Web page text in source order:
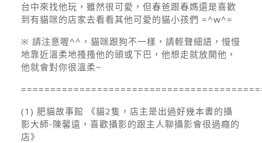
台中來找他玩，雖然很可愛，但春爸跟春媽還是喜歡
到有貓咪的店家去看看其他可愛的貓小孩們 =^w^=
※ 請注意喔^^，貓咪跟狗不一樣，請輕聲細語，慢慢
地靠近溫柔地搔搔他的頭或下巴，他想走就放開他，
他就會對你很溫柔~
(1) 肥貓故事館 《貓2隻，店主是出過好幾本書的攝
影大師-陳馨遠，喜歡攝影的跟主人聊攝影會很過癮的
店》